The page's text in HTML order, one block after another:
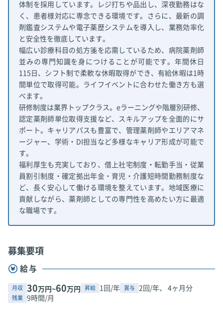
体制を採用しています。レジ打ちや品出し、深夜勤務はな
く、患者様対応に専念できる環境です。さらに、最新の調
剤鑑査システムや電子薬歴システムを導入し、業務効率化
と安全性を徹底しています。
幅広い診療科目の処方箋を応需しているため、病院薬剤師
並みの専門知識を身につけることが可能です。年間休日
115日、シフト制で柔軟な休暇取得ができ、有給休暇は1時
間単位で取得可能。ライフイベントに合わせた働き方も選
べます。
研修制度は業界トップクラス。eラーニングや階層別研修、
認定薬剤師単位取得支援など、スキルアップを全面的にサ
ポート。キャリアパスも豊富で、管理薬剤師やエリアマネ
ージャー、学術・DI担当など多様なキャリア形成が可能で
す。
福利厚生も充実しており、借上社宅制度・転勤手当・従業
員割引制度・確定拠出年金・育児・介護短時間勤務制度な
ど、長く安心して働ける環境を整えています。地域医療に
貢献しながら、薬剤師としての専門性を高めたい方に最適
な職場です。
募集要項
給与
月収 30万円~60万円 昇給 1回/年 賞与 2回/年、 4ヶ月分
残業 9時間/月